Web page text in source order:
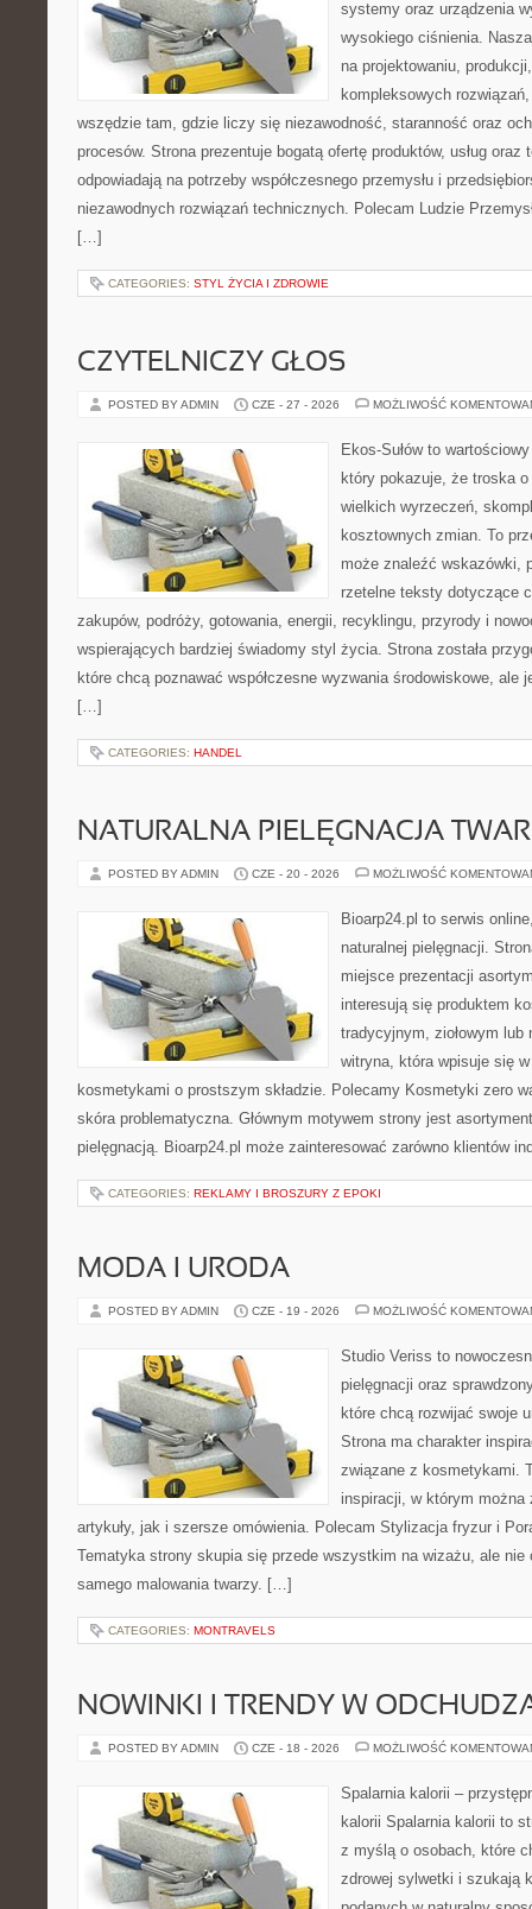
systemy oraz urządzenia
wysokiego ciśnienia.
na projektowaniu,
kompleksowych
wszędzie tam, gdzie liczy się niezawodność, staranność oraz
procesów. Strona prezentuje bogatą ofertę produktów, usług oraz
odpowiadają na potrzeby współczesnego przemysłu i
niezawodnych rozwiązań technicznych. Polecam Ludzie
[…]
CATEGORIES: STYL ŻYCIA I ZDROWIE
CZYTELNICZY GŁOS
POSTED BY ADMIN CZE - 27 - 2026 MOŻLIWOŚĆ
Ekos-Sułów to
który pokazuje, że troska
wielkich wyrzeczeń,
kosztownych zmian. To
może znaleźć wskazówki,
rzetelne teksty dotyczące
zakupów, podróży, gotowania, energii, recyklingu, przyrody i
wspierających bardziej świadomy styl życia. Strona została
które chcą poznawać współczesne wyzwania środowiskowe, ale
[…]
CATEGORIES: HANDEL
NATURALNA PIELĘGNACJA
POSTED BY ADMIN CZE - 20 - 2026 MOŻLIWOŚĆ
Bioarp24.pl to serwis
naturalnej pielęgnacji.
miejsce prezentacji
interesują się produktem
tradycyjnym, ziołowym lub
witryna, która wpisuje się
kosmetykami o prostszym składzie. Polecamy Kosmetyki zero
skóra problematyczna. Głównym motywem strony jest
pielęgnacją. Bioarp24.pl może zainteresować zarówno klientów
CATEGORIES: REKLAMY I BROSZURY Z EPOKI
MODA I URODA
POSTED BY ADMIN CZE - 19 - 2026 MOŻLIWOŚĆ
Studio Veriss to
pielęgnacji oraz
które chcą rozwijać swoje
Strona ma charakter
związane z kosmetykami.
inspiracji, w którym
artykuły, jak i szersze omówienia. Polecam Stylizacja fryzur i
Tematyka strony skupia się przede wszystkim na wizażu, ale nie
samego malowania twarzy. […]
CATEGORIES: MONTRAVELS
NOWINKI I TRENDY W
POSTED BY ADMIN CZE - 18 - 2026 MOŻLIWOŚĆ
Spalarnia kalorii –
kalorii Spalarnia kalorii to
z myślą o osobach, które
zdrowej sylwetki i szukają